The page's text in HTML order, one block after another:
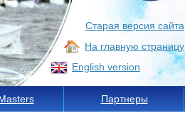
Старая версия сайта
На главную страницу
English version
Партнеры